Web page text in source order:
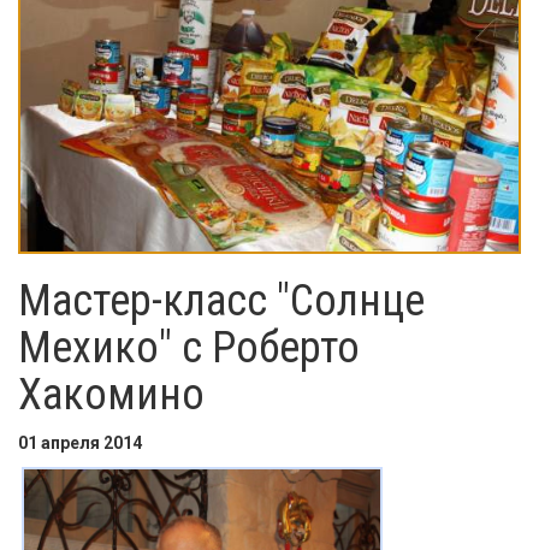
Мастер-класс "Солнце
Мехико" с Роберто
Хакомино
01 апреля 2014